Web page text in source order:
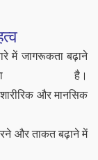
में जागरूकता बढ़ाने
है।
और मानसिक
और ताकत बढ़ाने में